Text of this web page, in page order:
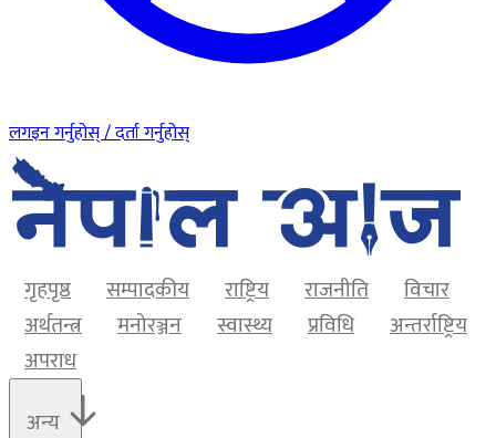
लगइन गर्नुहोस् / दर्ता गर्नुहोस्
गृहपृष्ठ सम्पादकीय राष्ट्रिय राजनीति
विचार
अर्थतन्त्र
मनोरञ्जन स्वास्थ्य प्रविधि
अन्तर्राष्ट्रिय
अपराध
अन्य